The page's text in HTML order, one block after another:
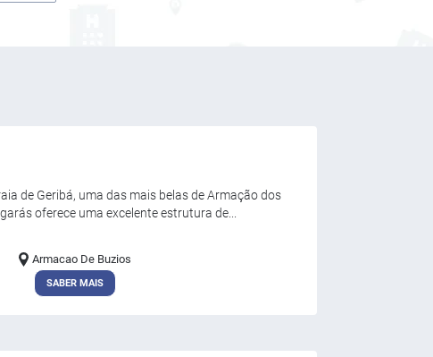
de Geribá, uma das mais belas de Armação dos
oferece uma excelente estrutura de...
Armacao De Buzios
SABER MAIS